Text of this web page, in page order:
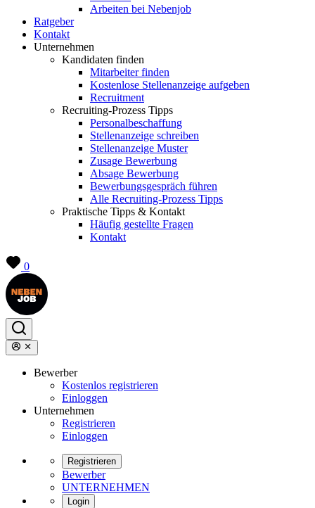
Arbeiten bei Nebenjob
Ratgeber
Kontakt
Unternehmen
Kandidaten finden
Mitarbeiter finden
Kostenlose Stellenanzeige aufgeben
Recruitment
Recruiting-Prozess Tipps
Personalbeschaffung
Stellenanzeige schreiben
Stellenanzeige Muster
Zusage Bewerbung
Absage Bewerbung
Bewerbungsgespräch führen
Alle Recruiting-Prozess Tipps
Praktische Tipps & Kontakt
Häufig gestellte Fragen
Kontakt
0
Bewerber
Kostenlos registrieren
Einloggen
Unternehmen
Registrieren
Einloggen
Registrieren
Bewerber
UNTERNEHMEN
Login